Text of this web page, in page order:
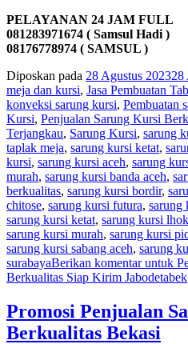
PELAYANAN 24 JAM FULL
081283971674 ( Samsul Hadi )
08176778974 ( SAMSUL )
Diposkan pada 28 Agustus 202328
meja dan kursi, Jasa Pembuatan
konveksi sarung kursi, Pembuatan
Kursi, Penjualan Sarung Kursi
Terjangkau, Sarung Kursi, sarung
taplak meja, sarung kursi ketat,
kursi, sarung kursi aceh, sarung
murah, sarung kursi banda aceh,
berkualitas, sarung kursi bordir,
chitose, sarung kursi futura, sarung
sarung kursi ketat, sarung kursi
sarung kursi murah, sarung kursi
sarung kursi sabang aceh, sarung
surabayaBerikan komentaruntuk
Berkualitas Siap Kirim Jabodetabek
Promosi Penjualan
Berkualitas Bekasi